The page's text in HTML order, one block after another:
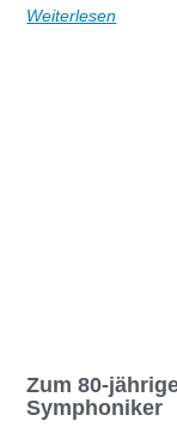
Weiterlesen
Zum 80-
Symphoniker